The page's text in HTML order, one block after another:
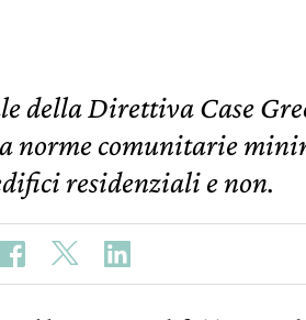
della Direttiva Case
norme comunitarie
residenziali e non.